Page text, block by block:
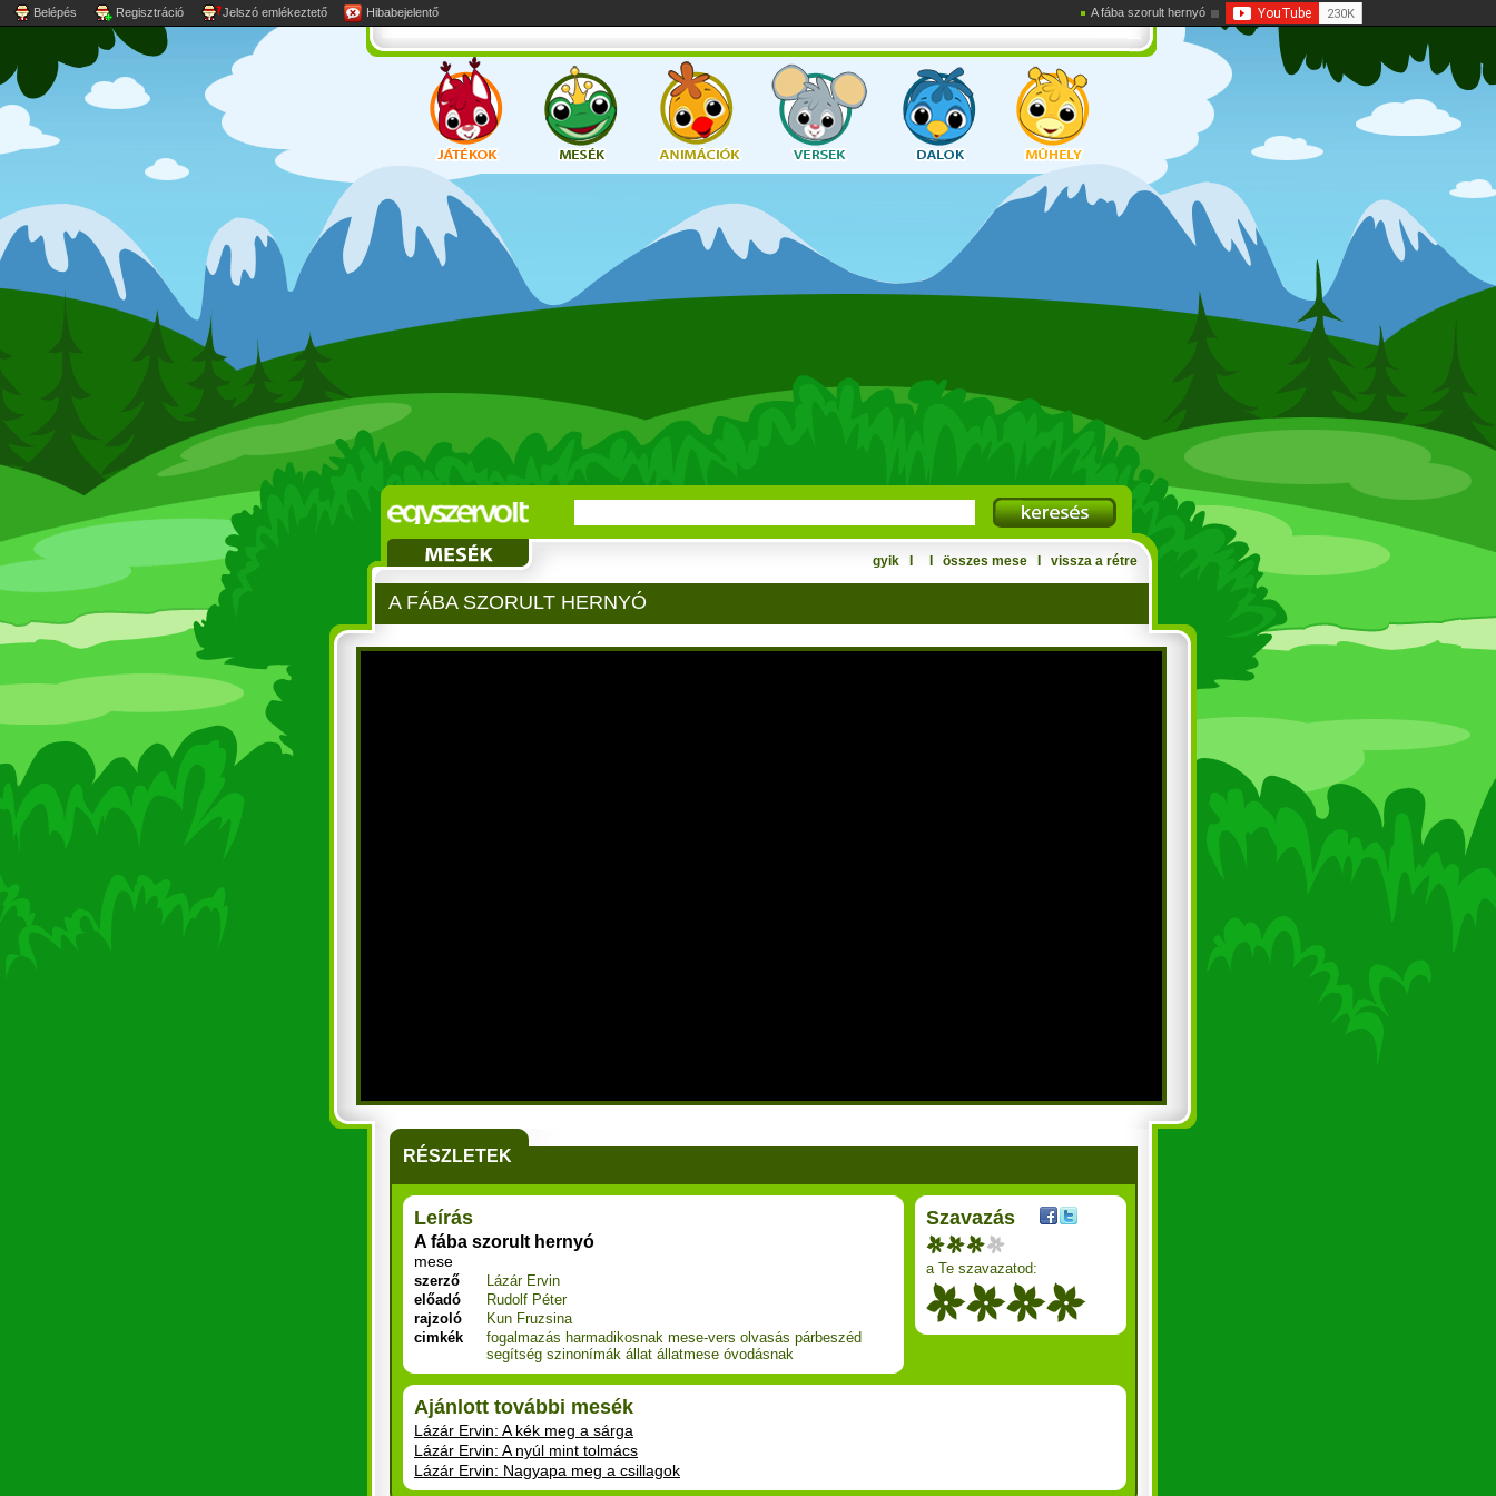
Belépés Regisztráció Jelszó emlékeztető Hibabejelentő A fába szorult hernyó
gyik összes mese vissza a rétre
A FÁBA SZORULT HERNYÓ
RÉSZLETEK
Leírás
A fába szorult hernyó
mese
szerző
Lázár Ervin
előadó
Rudolf Péter
rajzoló
Kun Fruzsina
cimkék
fogalmazás harmadikosnak mese-vers olvasás párbeszéd
segítség szinonímák állat állatmese óvodásnak
Szavazás
a Te szavazatod:
Ajánlott további mesék
Lázár Ervin: A kék meg a sárga
Lázár Ervin: A nyúl mint tolmács
Lázár Ervin: Nagyapa meg a csillagok